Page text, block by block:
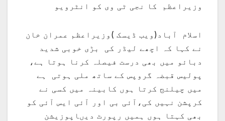
وزیراعظم کا نجی ٹی وی کو انٹرویو
اسلام آباد(ویب ڈیسک )وزیراعظم عمران خان
نے کہا کہ اچھے لیڈر کی بڑی خوبی شدید
دبائو میں بھی درست فیصلہ کرنا ہوتا ہے،
پولیس قبضہ گروپس کے ساتھ ملی ہوتی ہے
میں چیلنج کرتا ہوں کابینہ میں کسی نے
کرپشن نہیں کی،آئی بی اور آئی ایس آئی کو
بھی کہتا ہوں ہمیں رپورٹ دیںاپوزیشن